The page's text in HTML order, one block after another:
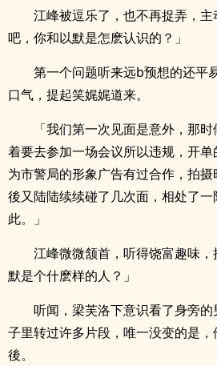
江峰被逗乐了，也不再捉弄，
吧，你和以默是怎麽认识的？」
第一个问题听来远b预想的还平
口气，提起笑娓娓道来。
「我们第一次见面是意外，那
着要去参加一场会议所以违规，开
为市警局的形象广告有过合作，拍
後又陆陆续续碰了几次面，相处了
此。」
江峰微微颔首，听得饶富趣味
默是个什麽样的人？」
听闻，梁芙洛下意识看了身旁
子里转过许多片段，唯一没变的是
後。